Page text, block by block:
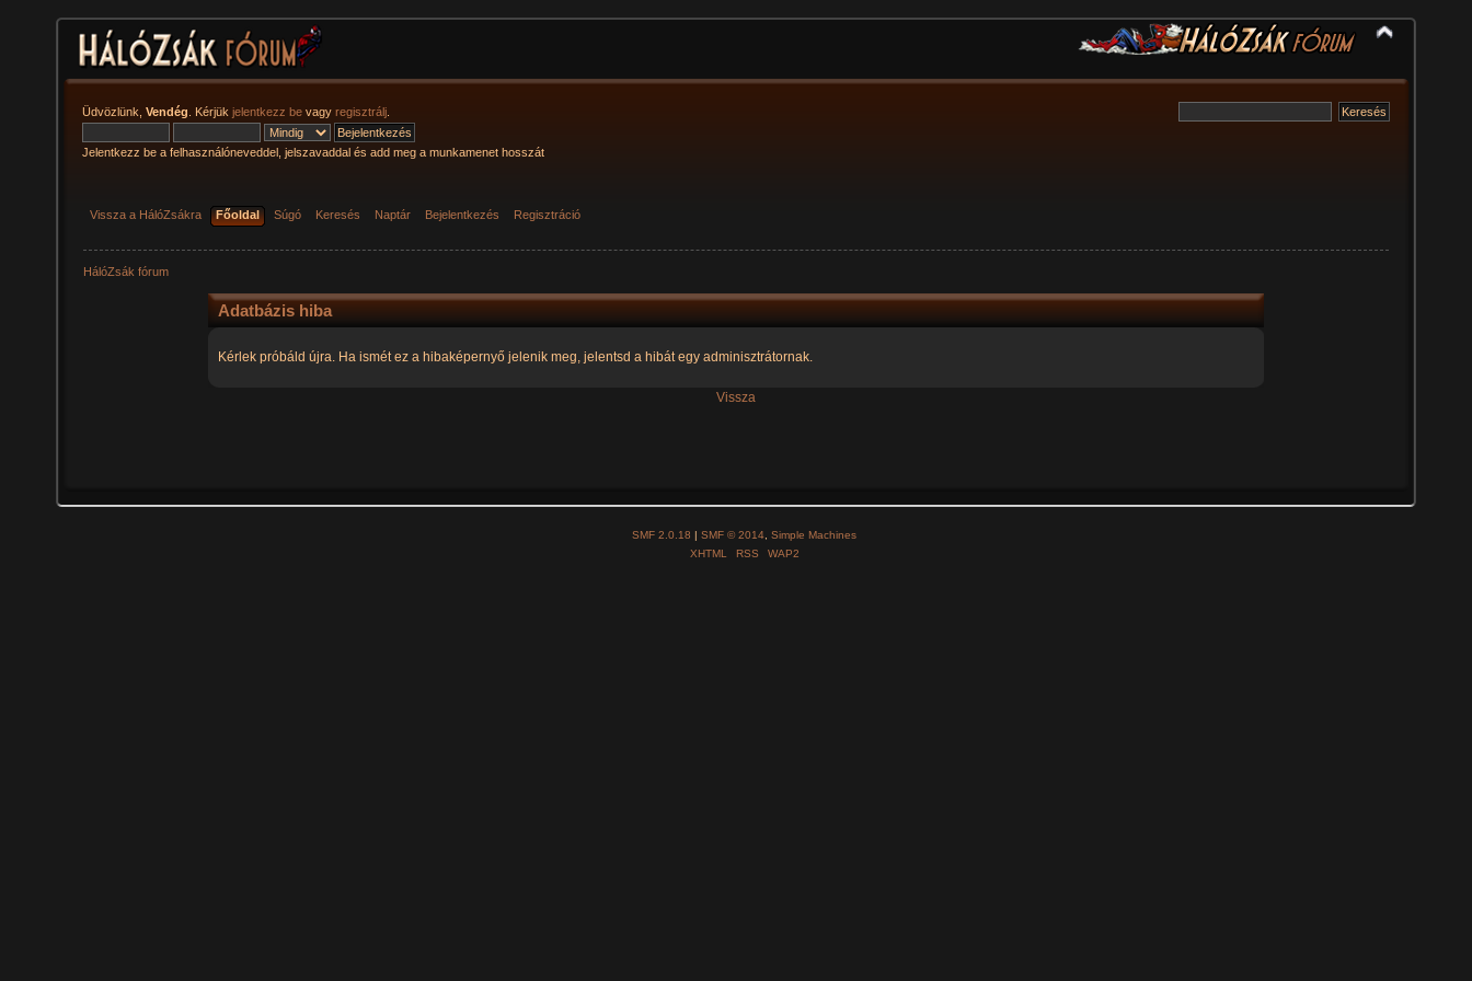
Üdvözlünk, Vendég . Kérjük jelentkezz be vagy regisztrálj
Jelentkezz be a felhasználóneveddel, jelszavaddal és add meg a munkamenet hosszát
Vissza a HálóZsákra Főoldal Súgó Keresés Naptár Bejelentkezés Regisztráció
HálóZsák fórum
Adatbázis hiba
Kérlek próbáld újra. Ha ismét ez a hibaképernyő jelenik meg, jelentsd a hibát egy adminisztrátornak.
Vissza
SMF 2.0.18 | SMF © 2014, Simple Machines
XHTML
RSS WAP2